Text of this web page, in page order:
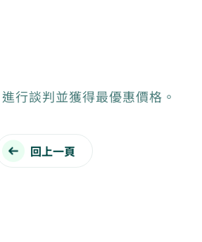
行談判並獲得最優惠價格。
回上一頁